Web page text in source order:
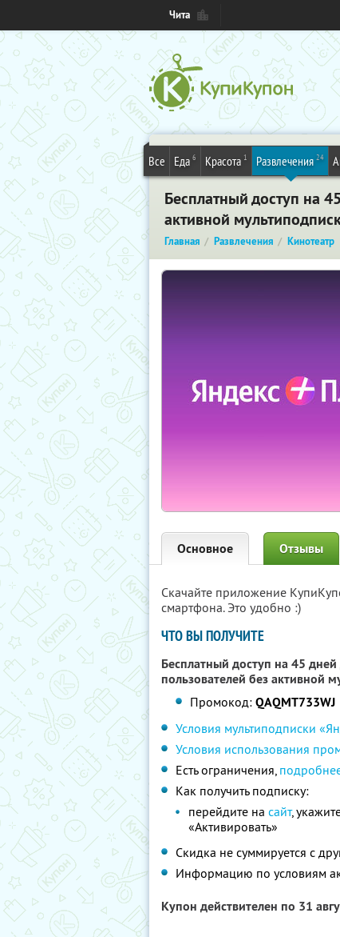
Чита
Все Еда 6 Красота 1 Развлечения 24
Бесплатный доступ на
активной
Главная Развлечения Кинотеатр
Основное Отзывы
Скачайте приложение
смартфона. Это удобно :)
ЧТО ВЫ ПОЛУЧИТЕ
Бесплатный доступ на 45
пользователей без активной
Промокод:QAQMT733WJ
Условия мультиподписки
Условия использования
Есть ограничения,
Как получить подписку:
перейдите на сайт,
«Активировать»
Скидка не суммируется с
Информацию по условиям
Купон действителен по 31